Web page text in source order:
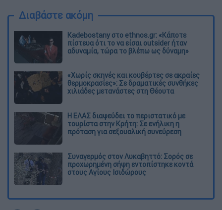
Διαβάστε ακόμη
Kadebostany στο ethnos.gr: «Κάποτε
πίστευα ότι το να είσαι outsider ήταν
αδυναμία, τώρα το βλέπω ως δύναμη»
«Χωρίς σκηνές και κουβέρτες σε ακραίες
θερμοκρασίες»: Σε δραματικές συνθήκες
χιλιάδες μετανάστες στη Θέουτα
Η ΕΛΑΣ διαψεύδει το περιστατικό με
τουρίστα στην Κρήτη: Σε ενήλικη η
πρόταση για σεξουαλική συνεύρεση
Συναγερμός στον Λυκαβηττό: Σορός σε
προχωρημένη σήψη εντοπίστηκε κοντά
στους Αγίους Ισιδώρους